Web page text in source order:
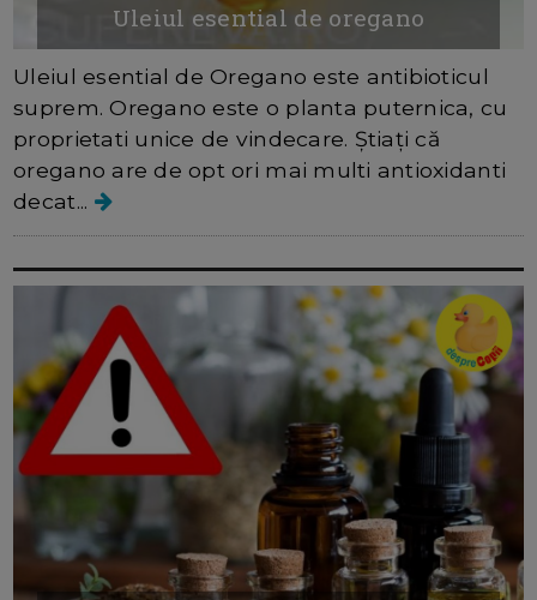
Uleiul esential de oregano
Uleiul esential de Oregano este antibioticul
suprem. Oregano este o planta puternica, cu
proprietati unice de vindecare. Știați că
oregano are de opt ori mai multi antioxidanti
decat...